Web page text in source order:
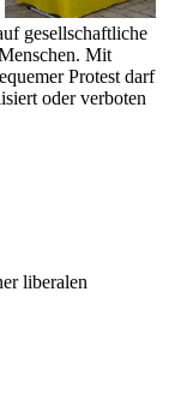
gesellschaftliche
Mit
Protest darf
oder verboten
liberalen